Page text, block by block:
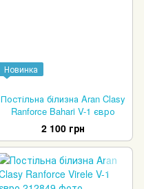
Новинка
Постільна білизна Aran Clasy
Ranforce Bahari V-1 євро
2 100 грн